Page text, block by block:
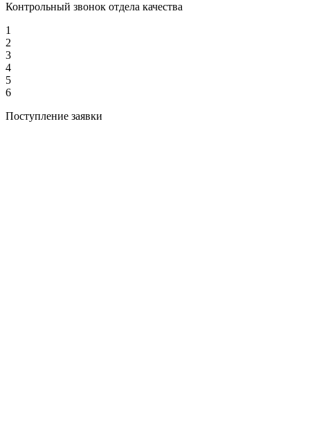
Контрольный звонок отдела качества
1
2
3
4
5
6
Поступление заявки